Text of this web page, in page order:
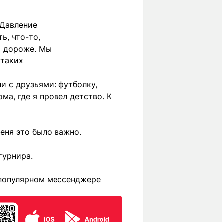
что-то,
дороже. Мы
с друзьями: футболку,
где я провел детство. К
это было важно.
мессенджере